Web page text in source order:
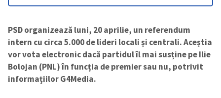
PSD organizează luni, 20 aprilie, un referendum
intern cu circa 5.000 de lideri locali și centrali. Aceștia
vor vota electronic dacă partidul îl mai susține pe Ilie
Bolojan (PNL) în funcția de premier sau nu, potrivit
informațiilor G4Media.